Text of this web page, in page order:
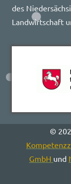
des
Landwirtschaft
©
GmbH und